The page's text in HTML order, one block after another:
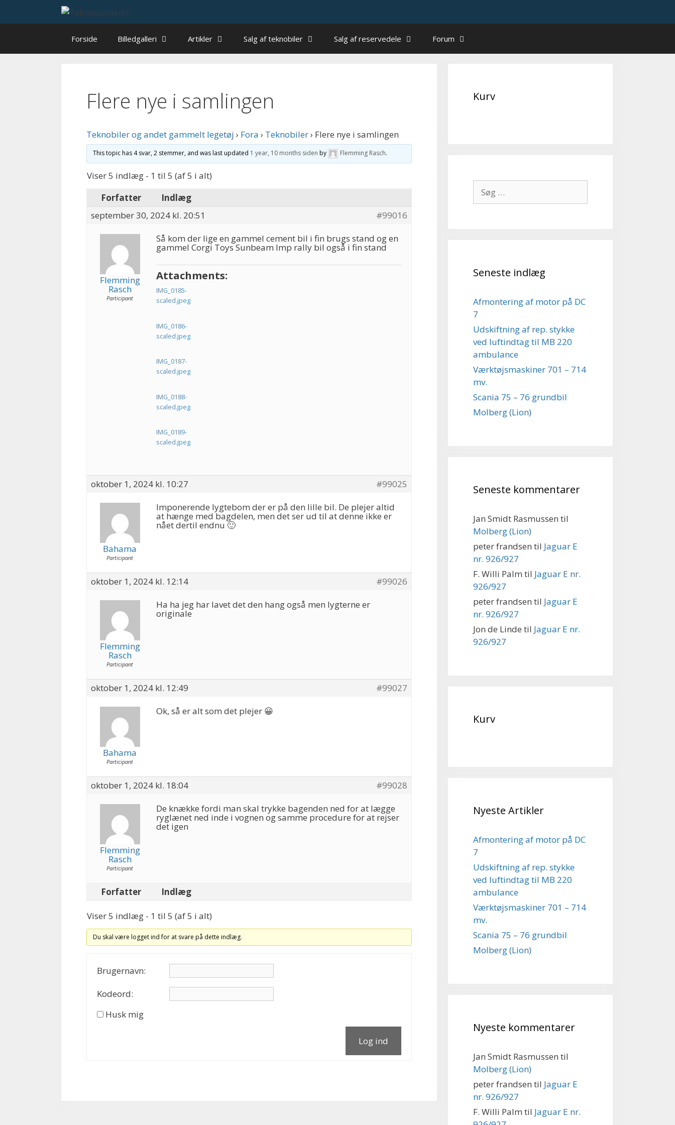
Forside Billedgalleri Artikler Salg af teknobiler Salg af reservedele Forum
Flere nye i samlingen
Teknobiler og andet gammelt legetøj › Fora › Teknobiler› Flere nye i samlingen
This topic has 4 svar, 2 stemmer, and was last updated 1 year, 10 months siden by Flemming Rasch.
Viser 5 indlæg - 1 til 5 (af 5 i alt)
Forfatter
Indlæg
september 30, 2024 kl. 20:51
#99016
Flemming
Rasch
Participant
Så kom der lige en gammel cement bil i fin brugs stand og en
gammel Corgi Toys Sunbeam Imp rally bil også i fin stand
Attachments:
IMG_0185-
scaled.jpeg
IMG_0186-
scaled.jpeg
IMG_0187-
scaled.jpeg
IMG_0188-
scaled.jpeg
IMG_0189-
scaled.jpeg
oktober 1, 2024 kl. 10:27 #99025
Bahama
Participant
Imponerende lygtebom der er på den lille bil. De plejer altid
at hænge med bagdelen, men det ser ud til at denne ikke er
nået dertil endnu 🙂
oktober 1, 2024 kl. 12:14 #99026
Flemming
Rasch
Participant
Ha ha jeg har lavet det den hang også men lygterne er
originale
oktober 1, 2024 kl. 12:49 #99027
Bahama
Participant
Ok, så er alt som det plejer 😀
oktober 1, 2024 kl. 18:04 #99028
Flemming
Rasch
Participant
De knække fordi man skal trykke bagenden ned for at lægge
ryglænet ned inde i vognen og samme procedure for at rejser
det igen
Forfatter Indlæg
Viser 5 indlæg - 1 til 5 (af 5 i alt)
Du skal være logget ind for at svare på dette indlæg.
Brugernavn:
Kodeord:
Husk mig
Log ind
Kurv
efter:
Seneste indlæg
Afmontering af motor på DC
7
Udskiftning af rep. stykke
ved luftindtag til MB 220
ambulance
Værktøjsmaskiner 701 – 714
mv.
Scania 75 – 76 grundbil
Molberg (Lion)
Seneste kommentarer
Jan Smidt Rasmussen til
Molberg (Lion)
peter frandsen til Jaguar E
nr. 926/927
F. Willi Palm til Jaguar E nr.
926/927
peter frandsen til Jaguar E
nr. 926/927
Jon de Linde til Jaguar E nr.
926/927
Kurv
Nyeste Artikler
Afmontering af motor på DC
7
Udskiftning af rep. stykke
ved luftindtag til MB 220
ambulance
Værktøjsmaskiner 701 – 714
mv.
Scania 75 – 76 grundbil
Molberg (Lion)
Nyeste kommentarer
Jan Smidt Rasmussen til
Molberg (Lion)
peter frandsen til Jaguar E
nr. 926/927
F. Willi Palm til Jaguar E nr.